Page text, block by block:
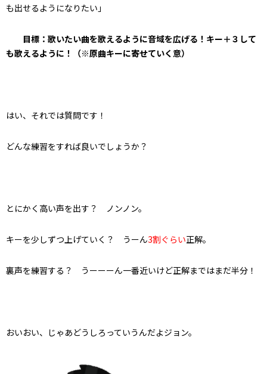
も出せるようになりたい」
目標：歌いたい曲を歌えるように音域を広げる！キー＋３して
も歌えるように！（※原曲キーに寄せていく意）
はい、それでは質問です！
どんな練習をすれば良いでしょうか？
とにかく高い声を出す？ ノンノン。
キーを少しずつ上げていく？ うーん3割ぐらい正解。
裏声を練習する？ うーーーん一番近いけど正解まではまだ半分！
おいおい、じゃあどうしろっていうんだよジョン。